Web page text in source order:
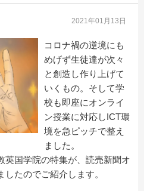
2021年01月13日
コロナ禍の逆境にも
めげず生徒達が次々
と創造し作り上げて
いくもの。そして学
校も即座にオンライ
ン授業に対応しICT環
境を急ピッチで整え
ました。
英国学院の特集が、読売新聞オ
たのでご紹介します。